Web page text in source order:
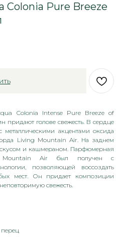
Colonia Pure Breeze
Colonia Intense Pure Breeze of
придают голове свежесть. В сердце
металлическими акцентами оксида
Living Mountain Air. На заднем
и кашмераном. Парфюмерная
Mountain Air был получен с
позволяющей воссоздать
мест. Он придает композиции
свежесть.